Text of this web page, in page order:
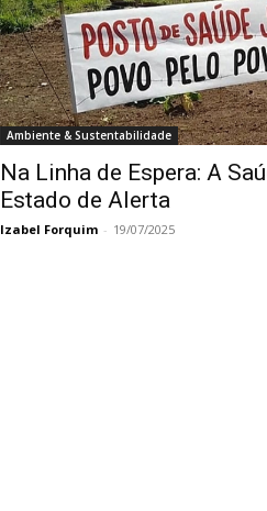
Ambiente & Sustentabilidade
Na Linha de Espera: A
Estado de Alerta
Izabel Forquim - 19/07/2025